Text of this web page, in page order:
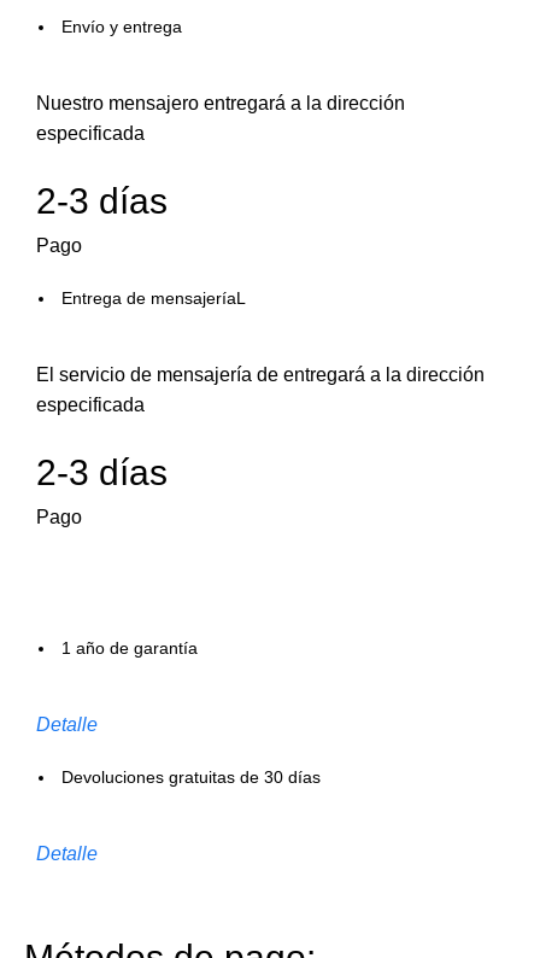
Envío y entrega
Nuestro mensajero entregará a la dirección
especificada
2-3 días
Pago
Entrega de mensajeríaL
El servicio de mensajería de entregará a la dirección
especificada
2-3 días
Pago
1 año de garantía
Detalle
Devoluciones gratuitas de 30 días
Detalle